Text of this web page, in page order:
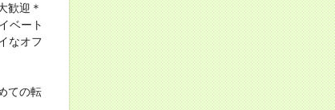
歓迎＊
ベート
なオフ
ての転